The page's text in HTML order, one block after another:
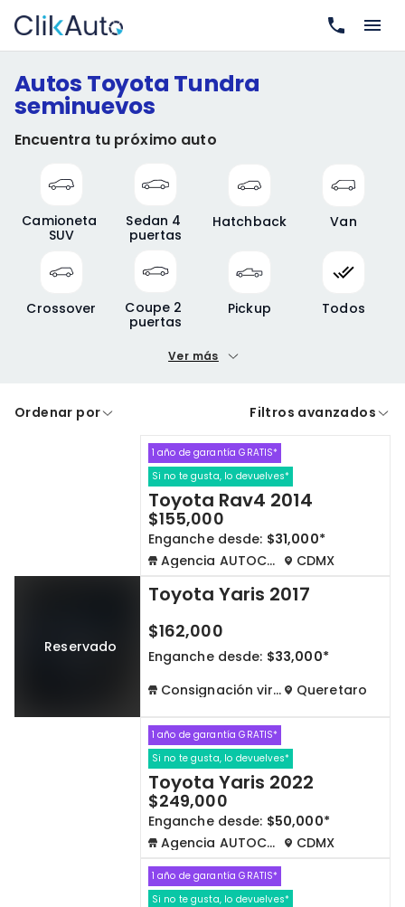
Autos Toyota Tundra
seminuevos
Encuentra tu próximo auto
Camioneta
SUV
Sedan 4
puertas
Hatchback Van
Crossover
Coupe 2
puertas
Pickup Todos
Precio máximo
A crédito De contado
Cdmx y Edo Mex Querétaro
Borrar todo
Ver más
Ordenar por Filtros avanzados
1 año de garantía GRATIS*
Si no te gusta, lo devuelves*
Toyota Rav4 2014
$155,000
Enganche desde: $31,000*
Agencia AUTOCOM
CDMX
Reservado
Toyota Yaris 2017
$162,000
Enganche desde: $33,000*
Consignación virtual
Queretaro
1 año de garantía GRATIS*
Si no te gusta, lo devuelves*
Toyota Yaris 2022
$249,000
Enganche desde: $50,000*
Agencia AUTOCOM
CDMX
1 año de garantía GRATIS*
Si no te gusta, lo devuelves*